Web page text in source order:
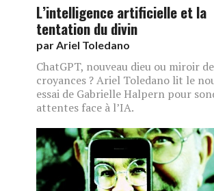
L’intelligence artificielle et la
tentation du divin
par Ariel Toledano
ChatGPT, nouveau dieu ou miroir
croyances ? Ariel Toledano lit le
essai de Gabrielle Halpern pour
attentes face à l’IA.